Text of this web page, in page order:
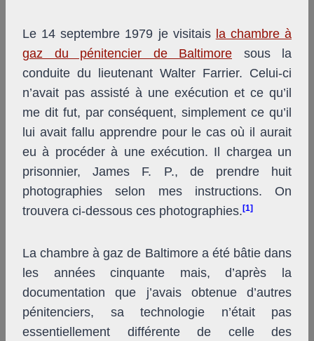
Le 14 septembre 1979 je visitais la chambre à
gaz du pénitencier de Baltimore sous la
conduite du lieutenant Walter Farrier. Celui-ci
n’avait pas assisté à une exécution et ce qu’il
me dit fut, par conséquent, simplement ce qu’il
lui avait fallu apprendre pour le cas où il aurait
eu à procéder à une exécution. Il chargea un
prisonnier, James F. P., de prendre huit
photographies selon mes instructions. On
trouvera ci-dessous ces photographies. [1]
La chambre à gaz de Baltimore a été bâtie dans
les années cinquante mais, d’après la
documentation que j’avais obtenue d’autres
pénitenciers, sa technologie n’était pas
essentiellement différente de celle des